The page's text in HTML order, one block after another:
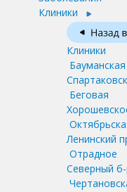
Клиники
Клиники
Бауманская
Беговая
Ленинский
Отрадное
Северный